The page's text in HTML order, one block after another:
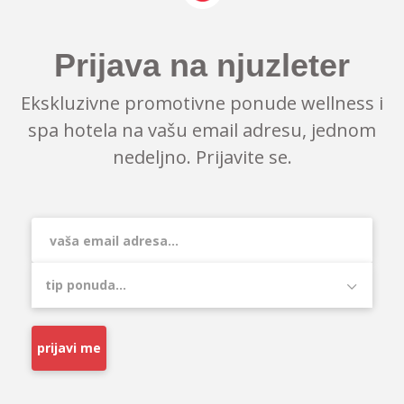
Prijava na njuzleter
Ekskluzivne promotivne ponude wellness i
spa hotela na vašu email adresu, jednom
nedeljno. Prijavite se.
prijavi me